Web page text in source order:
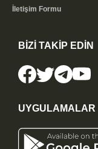
İletişim Formu
BİZİ TAKİP EDİN
UYGULAMALAR